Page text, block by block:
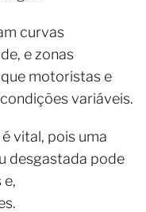
curvas
e zonas
motoristas e
variáveis.
vital, pois uma
desgastada pode
e,